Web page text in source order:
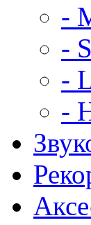
-
-
-
-